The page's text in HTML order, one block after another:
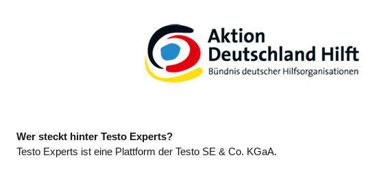
Wer steckt hinter Testo Experts?
Testo Experts ist eine Plattform der Testo SE & Co. KGaA.